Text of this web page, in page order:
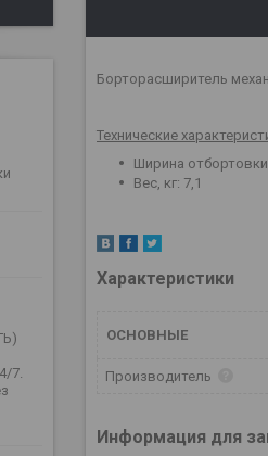
Борторасширитель
Технические
Ширина
Вес, кг: 7,1
Характеристики
ОСНОВНЫЕ
Производитель
Информация для
7.